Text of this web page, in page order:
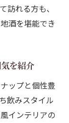
訪れる方も、
酒を堪能でき
を紹介
ップと個性豊
飲みスタイル
インテリアの